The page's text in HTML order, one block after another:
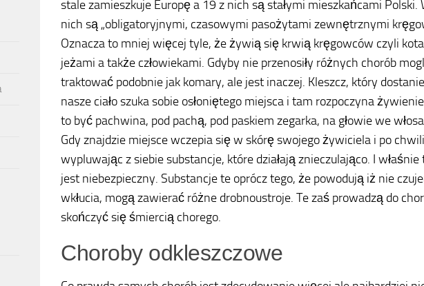
stale zamieszkuje Europę a 19 z nich są stałymi mieszkańcami Polski.
nich są „obligatoryjnymi, czasowymi pasożytami zewnętrznymi
Oznacza to mniej więcej tyle, że żywią się krwią kręgowców czyli
jeżami a także człowiekami. Gdyby nie przenosiły różnych chorób
traktować podobnie jak komary, ale jest inaczej. Kleszcz, który
nasze ciało szuka sobie osłoniętego miejsca i tam rozpoczyna
to być pachwina, pod pachą, pod paskiem zegarka, na głowie we
Gdy znajdzie miejsce wczepia się w skórę swojego żywiciela i po
wypluwając z siebie substancje, które działają znieczulająco. I
jest niebezpieczny. Substancje te oprócz tego, że powodują iż nie
wkłucia, mogą zawierać różne drobnoustroje. Te zaś prowadzą do
skończyć się śmiercią chorego.
Choroby odkleszczowe